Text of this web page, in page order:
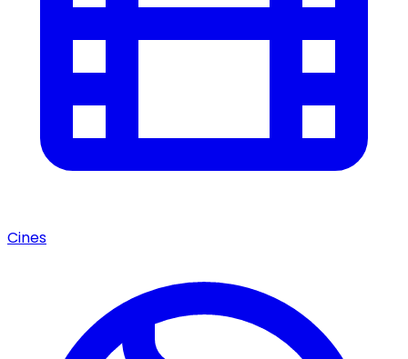
Cines